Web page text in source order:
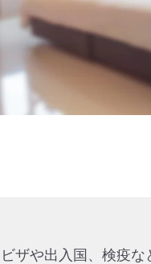
ビザや出入国、検疫